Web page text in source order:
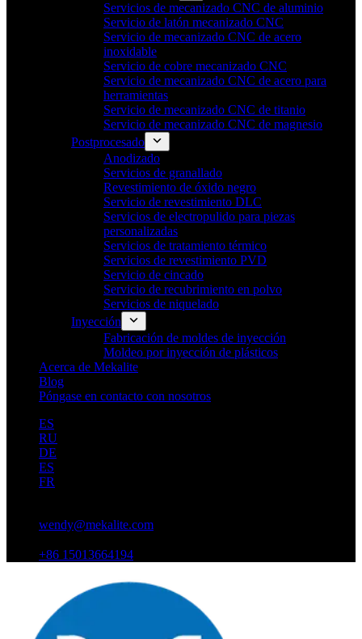
Servicios de mecanizado CNC de aluminio
Servicio de latón mecanizado CNC
Servicio de mecanizado CNC de acero
inoxidable
Servicio de cobre mecanizado CNC
Servicio de mecanizado CNC de acero para
herramientas
Servicio de mecanizado CNC de titanio
Servicio de mecanizado CNC de magnesio
Postprocesado
Anodizado
Servicios de granallado
Revestimiento de óxido negro
Servicio de revestimiento DLC
Servicios de electropulido para piezas
personalizadas
Servicios de tratamiento térmico
Servicios de revestimiento PVD
Servicio de cincado
Servicio de recubrimiento en polvo
Servicios de niquelado
Inyección
Fabricación de moldes de inyección
Moldeo por inyección de plásticos
Acerca de Mekalite
Blog
Póngase en contacto con nosotros
ES
RU
DE
ES
FR
wendy@mekalite.com
+86 15013664194